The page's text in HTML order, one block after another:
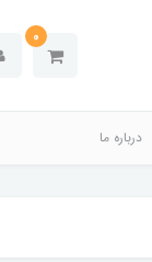
0
درباره ما